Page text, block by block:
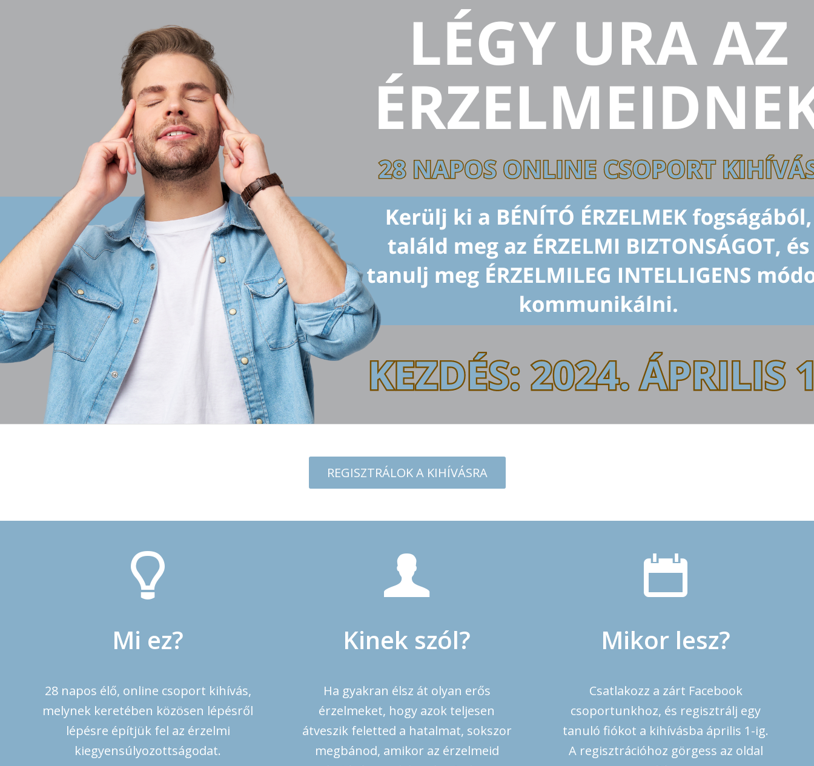
REGISZTRÁLOK A KIHÍVÁSRA
Mi ez?
28 napos élő, online csoport kihívás,
melynek keretében közösen lépésről
lépésre építjük fel az érzelmi
kiegyensúlyozottságodat.
Kinek szól?
Ha gyakran élsz át olyan erős
érzelmeket, hogy azok teljesen
átveszik feletted a hatalmat, sokszor
megbánod, amikor az érzelmeid
Mikor lesz?
Csatlakozz a zárt Facebook
csoportunkhoz, és regisztrálj egy
tanuló fiókot a kihívásba április 1-ig.
A regisztrációhoz görgess az oldal